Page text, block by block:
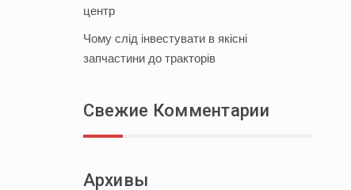
центр
Чому слід інвестувати в якісні
запчастини до тракторів
Свежие Комментарии
Архивы